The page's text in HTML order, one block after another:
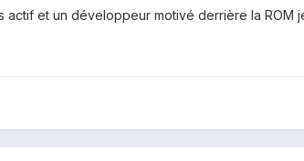
actif et un développeur motivé derrière la ROM